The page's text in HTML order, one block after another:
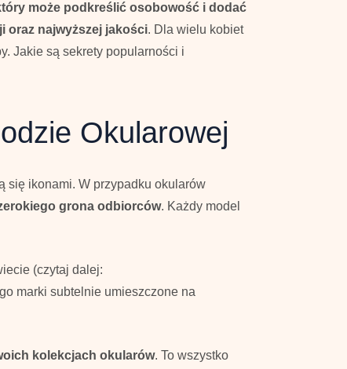
może podkreślić osobowość i dodać
oraz najwyższej jakości. Dla wielu kobiet
Jakie są sekrety popularności i
Okularowej
się ikonami. W przypadku okularów
grona odbiorców. Każdy model
(czytaj dalej:
marki subtelnie umieszczone na
kolekcjach okularów. To wszystko